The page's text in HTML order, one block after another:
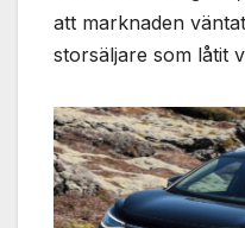
att marknaden
storsäljare som låtit